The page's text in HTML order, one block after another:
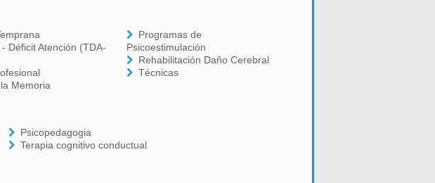
Déficit Atención (TDA-
Memoria
Programas de
Psicoestimulación
Rehabilitación Daño Cerebral
Técnicas
Psicopedagogia
Terapia cognitivo conductual